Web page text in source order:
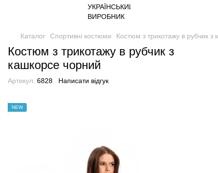
Каталог Спортивні костюми Костюм з трикотажу в рубчик з
Костюм з трикотажу в рубчик з
кашкорсе чорний
Артикул: 6828 Написати відгук
NEW